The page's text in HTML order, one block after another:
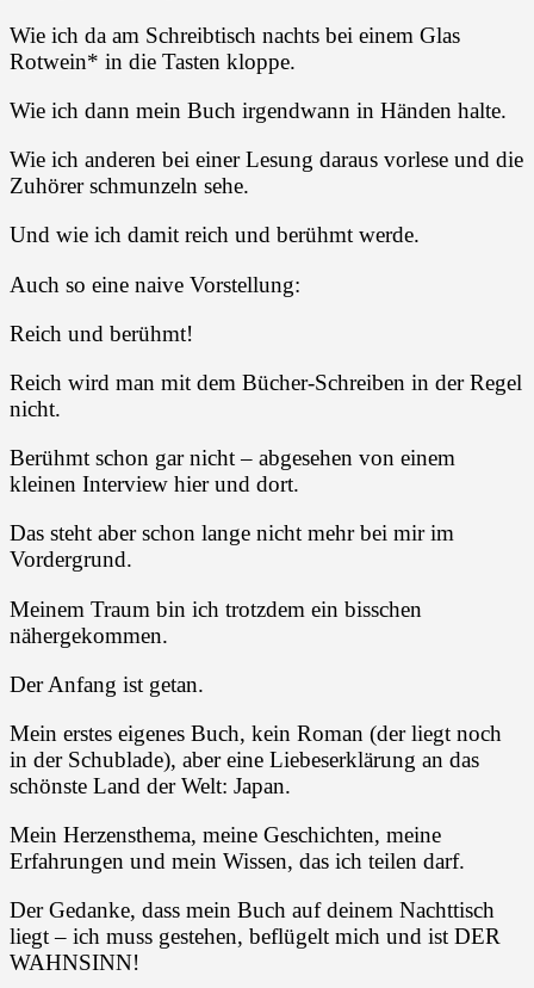
Wie ich da am Schreibtisch nachts bei einem Glas
Rotwein* in die Tasten kloppe.
Wie ich dann mein Buch irgendwann in Händen halte.
Wie ich anderen bei einer Lesung daraus vorlese und die
Zuhörer schmunzeln sehe.
Und wie ich damit reich und berühmt werde.
Auch so eine naive Vorstellung:
Reich und berühmt!
Reich wird man mit dem Bücher-Schreiben in der Regel
nicht.
Berühmt schon gar nicht – abgesehen von einem
kleinen Interview hier und dort.
Das steht aber schon lange nicht mehr bei mir im
Vordergrund.
Meinem Traum bin ich trotzdem ein bisschen
nähergekommen.
Der Anfang ist getan.
Mein erstes eigenes Buch, kein Roman (der liegt noch
in der Schublade), aber eine Liebeserklärung an das
schönste Land der Welt: Japan.
Mein Herzensthema, meine Geschichten, meine
Erfahrungen und mein Wissen, das ich teilen darf.
Der Gedanke, dass mein Buch auf deinem Nachttisch
liegt – ich muss gestehen, beflügelt mich und ist DER
WAHNSINN!